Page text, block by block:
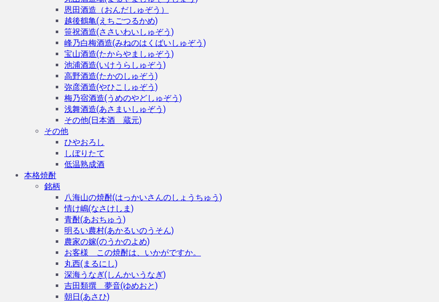
恩田酒造（おんだしゅぞう）
越後鶴亀(えちごつるかめ)
笹祝酒造(ささいわいしゅぞう)
峰乃白梅酒造(みねのはくばいしゅぞう)
宝山酒造(たからやましゅぞう)
池浦酒造(いけうらしゅぞう)
高野酒造(たかのしゅぞう)
弥彦酒造(やひこしゅぞう)
梅乃宿酒造(うめのやどしゅぞう)
浅舞酒造(あさまいしゅぞう)
その他(日本酒 蔵元)
その他
ひやおろし
しぼりたて
低温熟成酒
本格焼酎
銘柄
八海山の焼酎(はっかいさんのしょうちゅう)
情け嶋(なさけしま)
青酎(あおちゅう)
明るい農村(あかるいのうそん)
農家の嫁(のうかのよめ)
お客様 この焼酎は、いかがですか。
丸西(まるにし)
深海うなぎ(しんかいうなぎ)
吉田類撰 夢音(ゆめおと)
朝日(あさひ)